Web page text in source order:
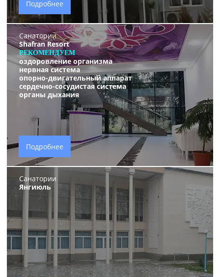
Подробнее
Санатории
Shafran Resort
РЕКОМЕНДУЕМ
оздоровление организма
нервная система
опорно-двигательный аппарат
сердечно-сосудистая система
органы дыхания
Подробнее
Санатории
Янгиюль